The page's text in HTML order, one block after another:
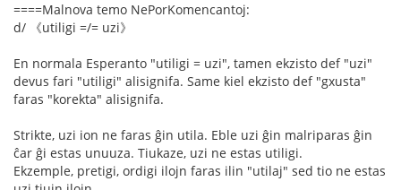
====Malnova temo NePorKomencantoj:
d/ 《utiligi =/= uzi》
En normala Esperanto "utiligi = uzi", tamen ekzisto def "uzi"
devus fari "utiligi" alisignifa. Same kiel ekzisto def "gxusta"
faras "korekta" alisignifa.
Strikte, uzi ion ne faras ĝin utila. Eble uzi ĝin malriparas ĝin
ĉar ĝi estas unuuza. Tiukaze, uzi ne estas utiligi.
Ekzemple, pretigi, ordigi ilojn faras ilin "utilaj" sed tio ne estas